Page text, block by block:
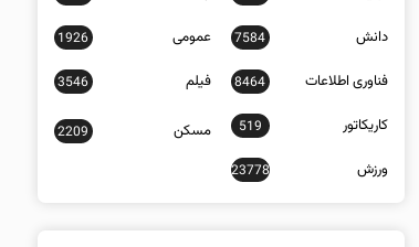
دانش 7584 عمومی 1926
فناوری اطلاعات 8464 فیلم 3546
کاریکاتور 519 مسکن 2209
ورزش 23778